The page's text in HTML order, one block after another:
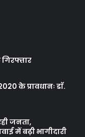
के प्रावधानः डाॅ.
जनता,
में बढ़ी भागीदारी